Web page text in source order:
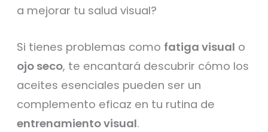
a mejorar tu salud visual?
Si tienes problemas como fatiga visual o
ojo seco, te encantará descubrir cómo los
aceites esenciales pueden ser un
complemento eficaz en tu rutina de
entrenamiento visual.